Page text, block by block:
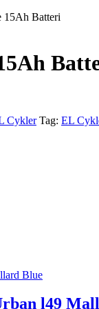
15Ah Batteri
Cykler Tag: EL
l49